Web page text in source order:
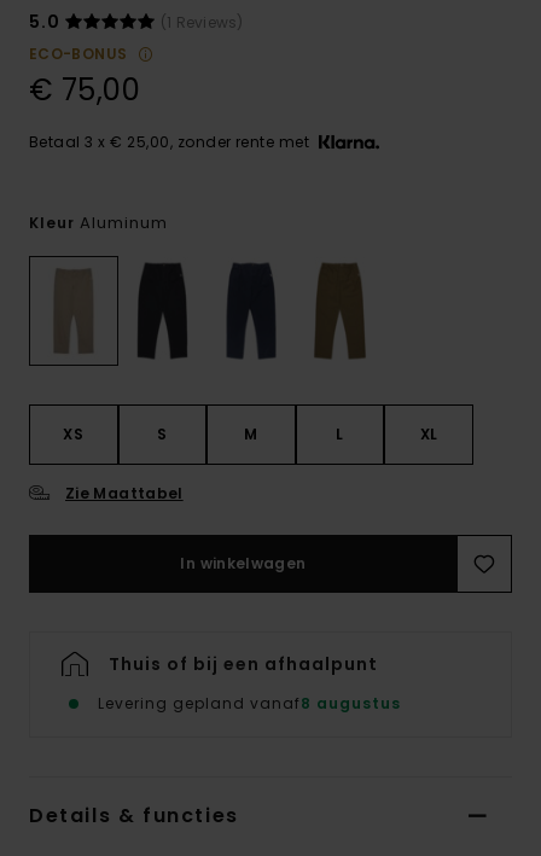
5.0
(1 Reviews)
ECO-BONUS
€ 75,00
Betaal 3 x € 25,00, zonder rente met
Kleur Aluminum
XS S M L XL
Zie Maattabel
In winkelwagen
Thuis of bij een afhaalpunt
Levering gepland vanaf8 augustus
Details & functies